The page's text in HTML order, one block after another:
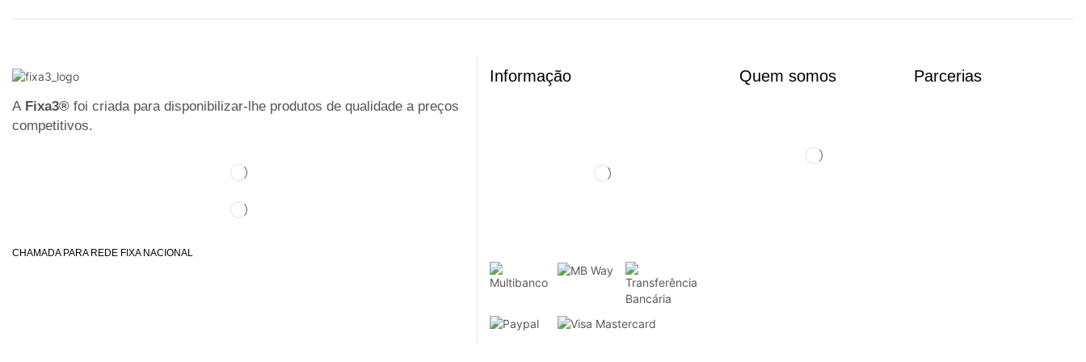
A Fixa3® foi criada para disponibilizar-lhe produtos de qualidade a preços
competitivos.
CHAMADA PARA REDE FIXA NACIONAL
Informação Quem somos Parcerias